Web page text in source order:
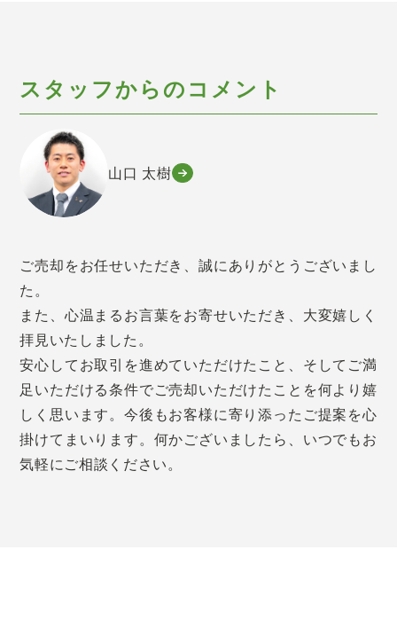
スタッフからのコメント
山口 太樹
ご売却をお任せいただき、誠にありがとうございまし
た。
また、心温まるお言葉をお寄せいただき、大変嬉しく
拝見いたしました。
安心してお取引を進めていただけたこと、そしてご満
足いただける条件でご売却いただけたことを何より嬉
しく思います。今後もお客様に寄り添ったご提案を心
掛けてまいります。何かございましたら、いつでもお
気軽にご相談ください。